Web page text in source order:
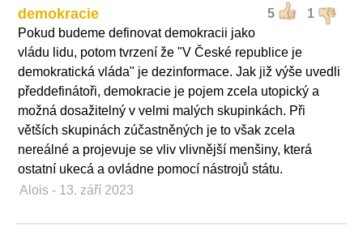
5 1
demokracie
Pokud budeme definovat demokracii jako
vládu lidu, potom tvrzení že "V České republice je
demokratická vláda" je dezinformace. Jak již výše uvedli
předdefinátoři, demokracie je pojem zcela utopický a
možná dosažitelný v velmi malých skupinkách. Při
větších skupinách zúčastněných je to však zcela
nereálné a projevuje se vliv vlivnější menšiny, která
ostatní ukecá a ovládne pomocí nástrojů státu.
Alois - 13. září 2023